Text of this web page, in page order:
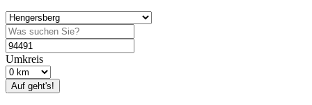
Umkreis
Auf geht's!